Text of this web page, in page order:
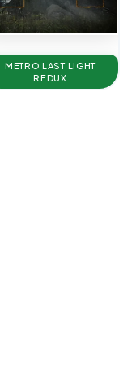
METRO LAST LIGHT
REDUX